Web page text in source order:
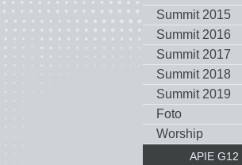
Summit 2015
Summit 2016
Summit 2017
Summit 2018
Summit 2019
Foto
Worship
APIE G12